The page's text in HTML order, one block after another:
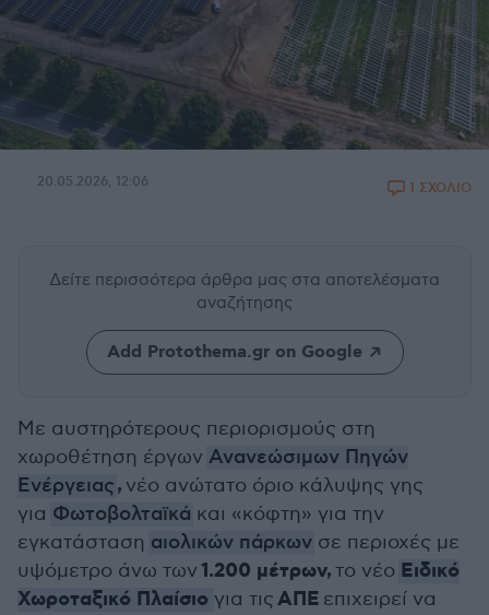
20.05.2026, 12:06 1 ΣΧΟΛΙΟ
Δείτε περισσότερα άρθρα μας στα αποτελέσματα
αναζήτησης
Add Protothema.gr on Google
Με αυστηρότερους περιορισμούς στη
χωροθέτηση έργων Ανανεώσιμων Πηγών
Ενέργειας, νέο ανώτατο όριο κάλυψης γης
για Φωτοβολταϊκά και «κόφτη» για την
εγκατάσταση αιολικών πάρκων σε περιοχές με
υψόμετρο άνω των 1.200 μέτρων,το νέο Ειδικό
Χωροταξικό Πλαίσιο για τιςΑΠΕ επιχειρεί να